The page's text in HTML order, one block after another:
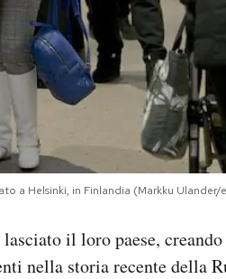
a Helsinki, in Finlandia (Markku Ulander/
il loro paese, creando
nella storia recente della